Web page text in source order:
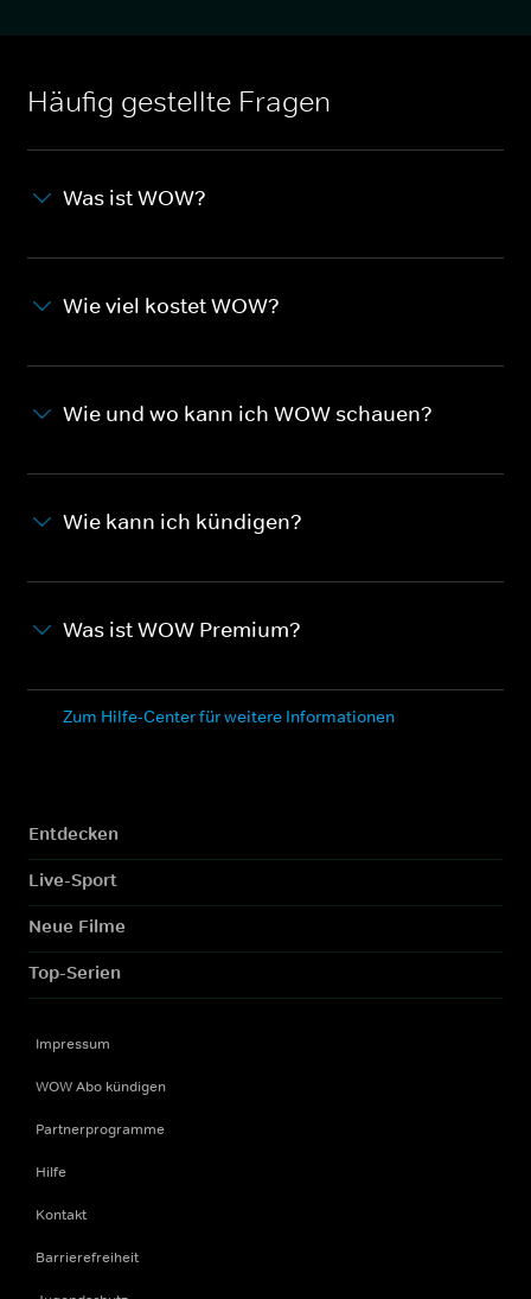
Häufig gestellte Fragen
Was ist WOW?
Wie viel kostet WOW?
Wie und wo kann ich WOW schauen?
Wie kann ich kündigen?
Was ist WOW Premium?
Zum Hilfe-Center für weitere Informationen
Entdecken
Live-Sport
Neue Filme
Top-Serien
Impressum
WOW Abo kündigen
Partnerprogramme
Hilfe
Kontakt
Barrierefreiheit